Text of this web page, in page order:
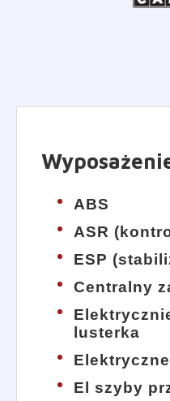
ABS
ASR
ESP
Centralny
lusterka
El szyby